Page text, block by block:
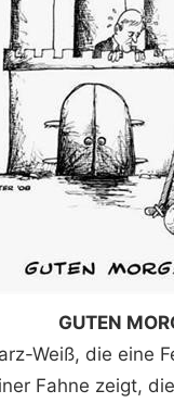
GUTEN
Weiß, die eine
Fahne zeigt,